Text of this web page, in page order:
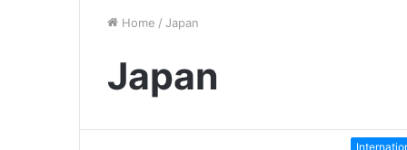
Home / Japan
Japan